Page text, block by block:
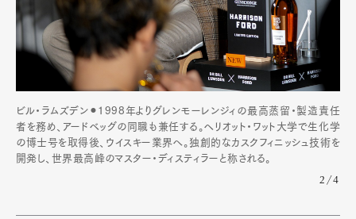
ビル・ラムズデン⚫︎1998年よりグレンモーレンジィの最高蒸留・製造責任
者を務め、アードベッグの同職も兼任する。ヘリオット・ワット大学で生化学
の博士号を取得後、ウイスキー業界へ。独創的なカスクフィニッシュ技術を
開発し、世界最高峰のマスター・ディスティラーと称される。
2/4